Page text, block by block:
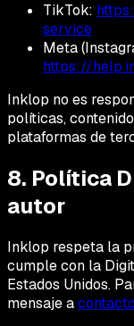
TikTok:
service
Meta
https://
Inklop no es
políticas,
plataformas de
8. Política
autor
Inklop respeta la
cumple con la
Estados Unidos.
mensaje a